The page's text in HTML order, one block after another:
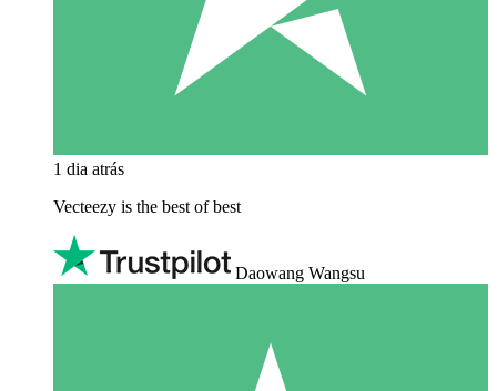
1 dia atrás
Vecteezy is the best of best
Daowang Wangsu